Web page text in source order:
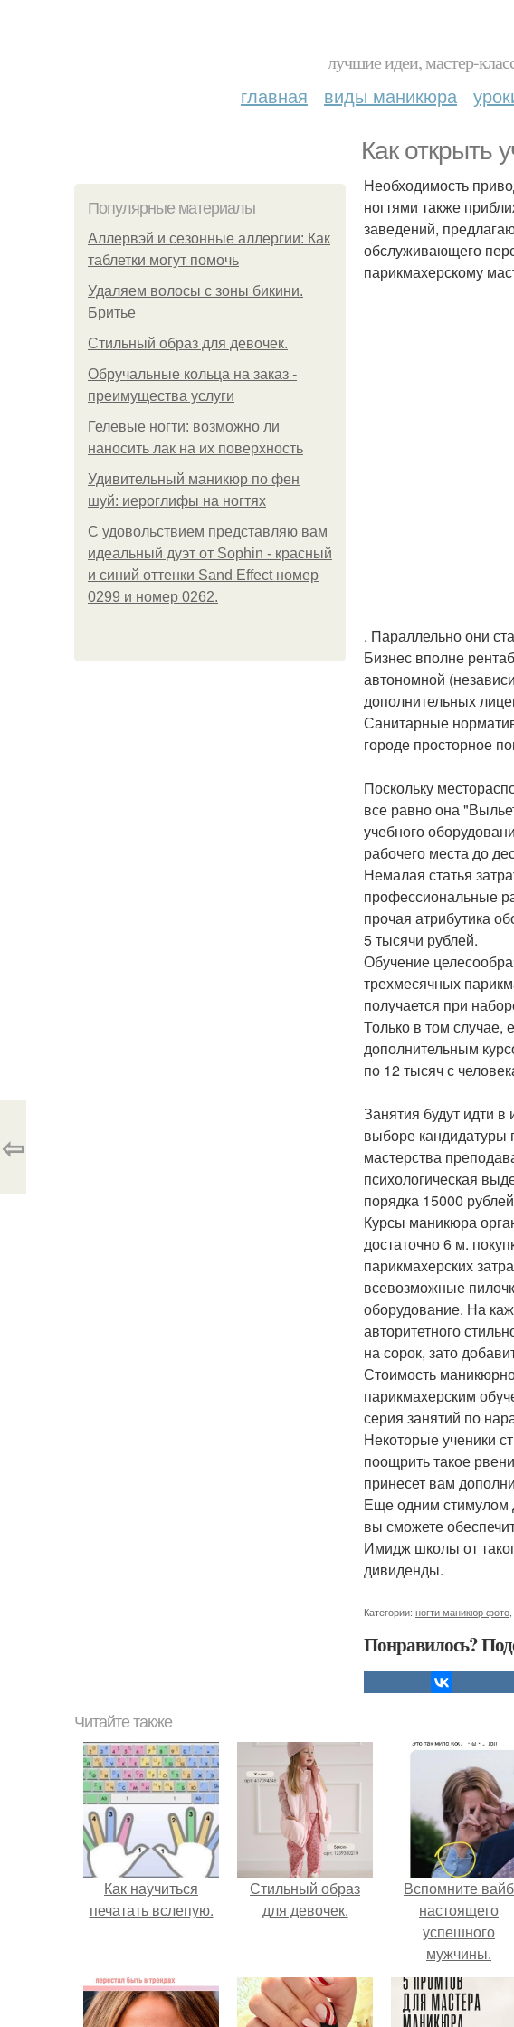
лучшие идеи, мастер-
главная виды маникюра
Как открыть
Популярные материалы
Аллервэй и сезонные аллергии: Как
таблетки могут помочь
Удаляем волосы с зоны бикини.
Бритье
Стильный образ для девочек.
Обручальные кольца на заказ -
преимущества услуги
Гелевые ногти: возможно ли
наносить лак на их поверхность
Удивительный маникюр по фен
шуй: иероглифы на ногтях
С удовольствием представляю вам
идеальный дуэт от Sophin - красный
и синий оттенки Sand Effect номер
0299 и номер 0262.
Необходимость
ногтями также
заведений,
обслуживающего
парикмахерскому
. Параллельно они
Бизнес вполне
автономной
дополнительных
Санитарные
городе просторное
Поскольку
все равно она
учебного
рабочего места до
Немалая статья
профессиональные
прочая атрибутика
5 тысячи рублей.
Обучение
трехмесячных
получается при
Только в том случае,
дополнительным
по 12 тысяч с
Занятия будут идти
выборе кандидатуры
мастерства
психологическая
порядка 15000
Курсы маникюра
достаточно 6 м.
парикмахерских
всевозможные
оборудование. На
авторитетного
на сорок, зато
Стоимость
парикмахерским
серия занятий по
Некоторые ученики
поощрить такое
принесет вам
Еще одним стимулом
вы сможете
Имидж школы от
дивиденды.
Категории: ногти маникюр фото
Понравилось?
⇦
Читайте также
Как научиться
печатать вслепую.
Стильный образ
для девочек.
Вспомните вайб
настоящего
успешного
мужчины.